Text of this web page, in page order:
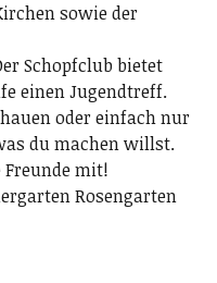
sowie der
Schopfclub bietet
einen Jugendtreff.
oder einfach nur
du machen willst.
mit!
Rosengarten